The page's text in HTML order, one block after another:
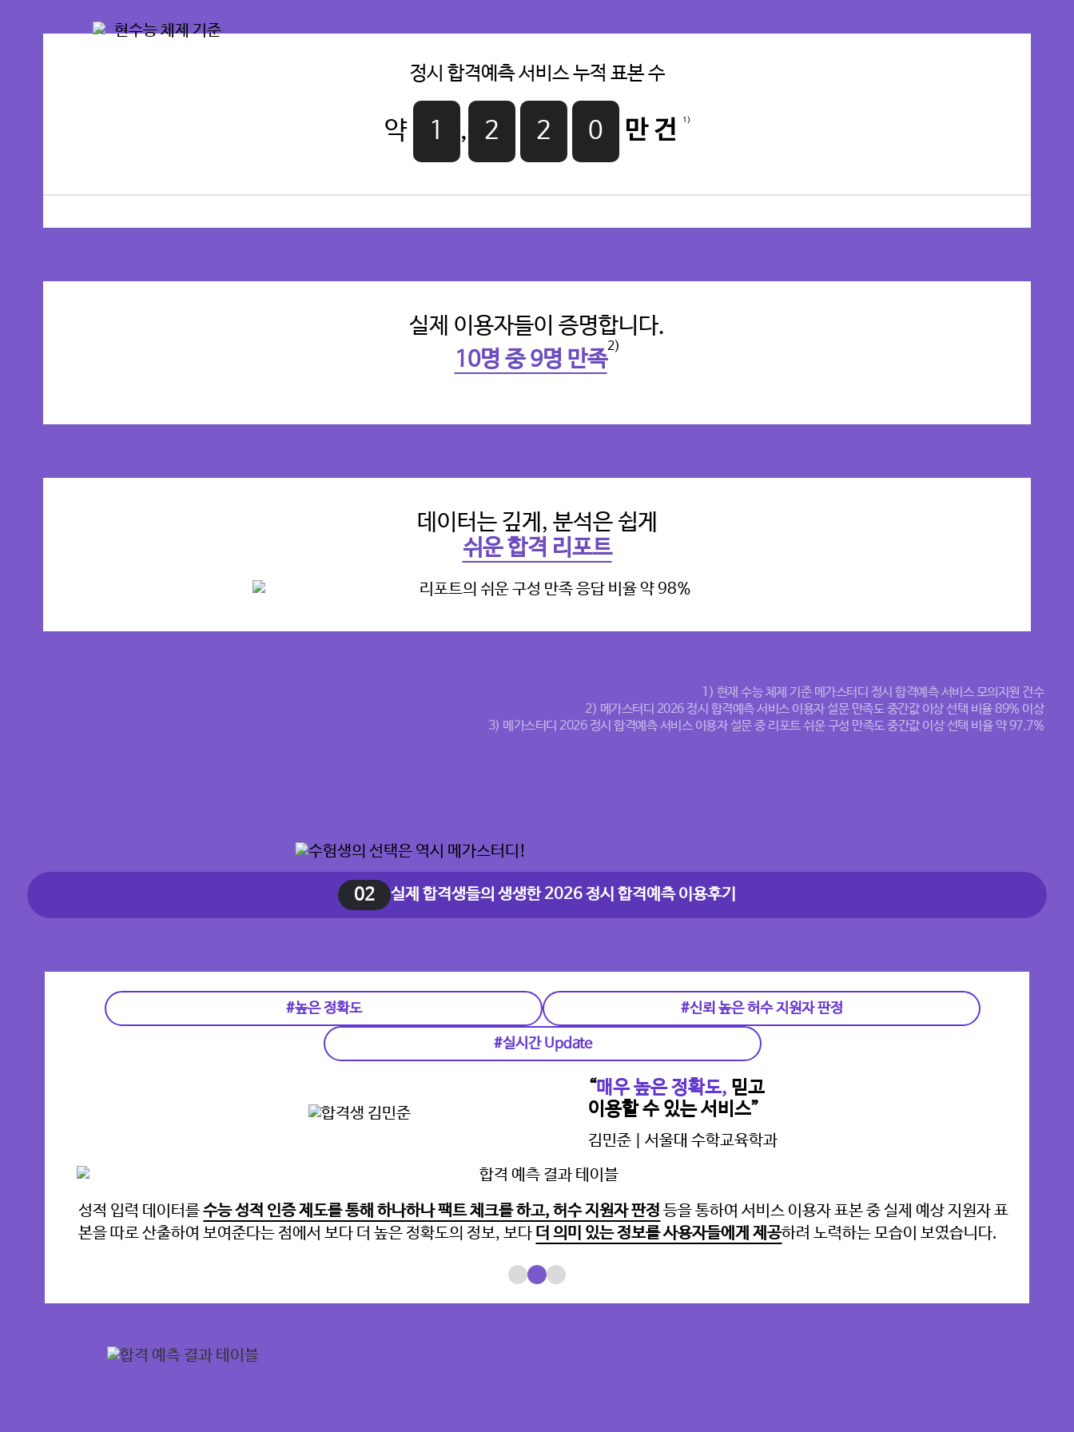
정시 합격예측 서비스 누적 표본 수
약 1 , 2 2 0 만 건 1)
실제 이용자들이 증명합니다.
10명 중 9명 만족
2)
데이터는 깊게, 분석은 쉽게
쉬운 합격 리포트
1) 현재 수능 체제 기준 메가스터디 정시 합격예측 서비스 모의지원 건수
2) 메가스터디 2026 정시 합격예측 서비스 이용자 설문 만족도 중간값 이상 선택 비율 89% 이상
3) 메가스터디 2026 정시 합격예측 서비스 이용자 설문 중 리포트 쉬운 구성 만족도 중간값 이상 선택 비율 약 97.7%
02 실제 합격생들의 생생한 2026 정시 합격예측 이용후기
#높은 정확도 #신뢰 높은 허수 지원자 판정
#실시간 Update
“매우 높은 정확도, 믿고
이용할 수 있는 서비스”
김민준 | 서울대 수학교육학과
성적 입력 데이터를수능 성적 인증 제도를 통해 하나하나 팩트 체크를 하고, 허수 지원자 판정 등을 통하여 서비스 이용자 표본 중 실제 예상 지원자 표
본을 따로 산출하여 보여준다는 점에서 보다 더 높은 정확도의 정보, 보다 더 의미 있는 정보를 사용자들에게 제공하려 노력하는 모습이 보였습니다.